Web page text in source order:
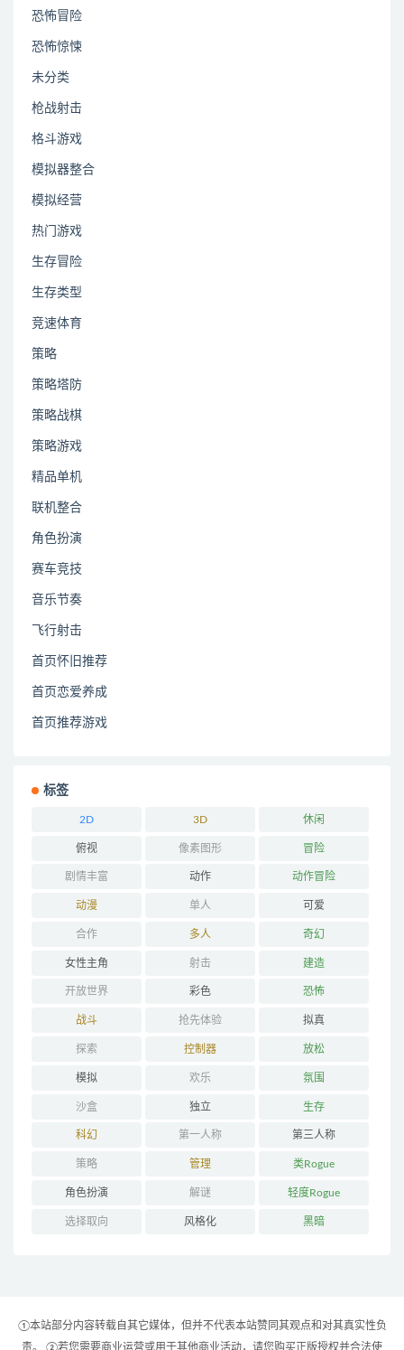
恐怖冒险
恐怖惊悚
未分类
枪战射击
格斗游戏
模拟器整合
模拟经营
热门游戏
生存冒险
生存类型
竞速体育
策略
策略塔防
策略战棋
策略游戏
精品单机
联机整合
角色扮演
赛车竞技
音乐节奏
飞行射击
首页怀旧推荐
首页恋爱养成
首页推荐游戏
标签
2D 3D 休闲
俯视 像素图形 冒险
剧情丰富 动作 动作冒险
动漫 单人 可爱
合作 多人 奇幻
女性主角 射击 建造
开放世界 彩色 恐怖
战斗 抢先体验 拟真
探索 控制器 放松
模拟 欢乐 氛围
沙盒 独立 生存
科幻 第一人称 第三人称
策略 管理 类Rogue
角色扮演 解谜 轻度Rogue
选择取向 风格化 黑暗
①本站部分内容转载自其它媒体，但并不代表本站赞同其观点和对其真实性负
责。 ②若您需要商业运营或用于其他商业活动，请您购买正版授权并合法使